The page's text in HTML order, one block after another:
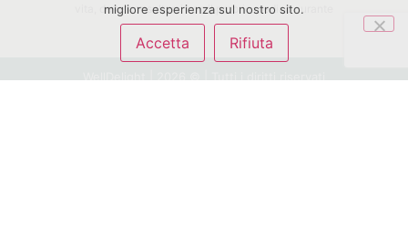
vita, deve consultarsi con il proprio medico curante
migliore esperienza sul nostro sito.
Accetta Rifiuta